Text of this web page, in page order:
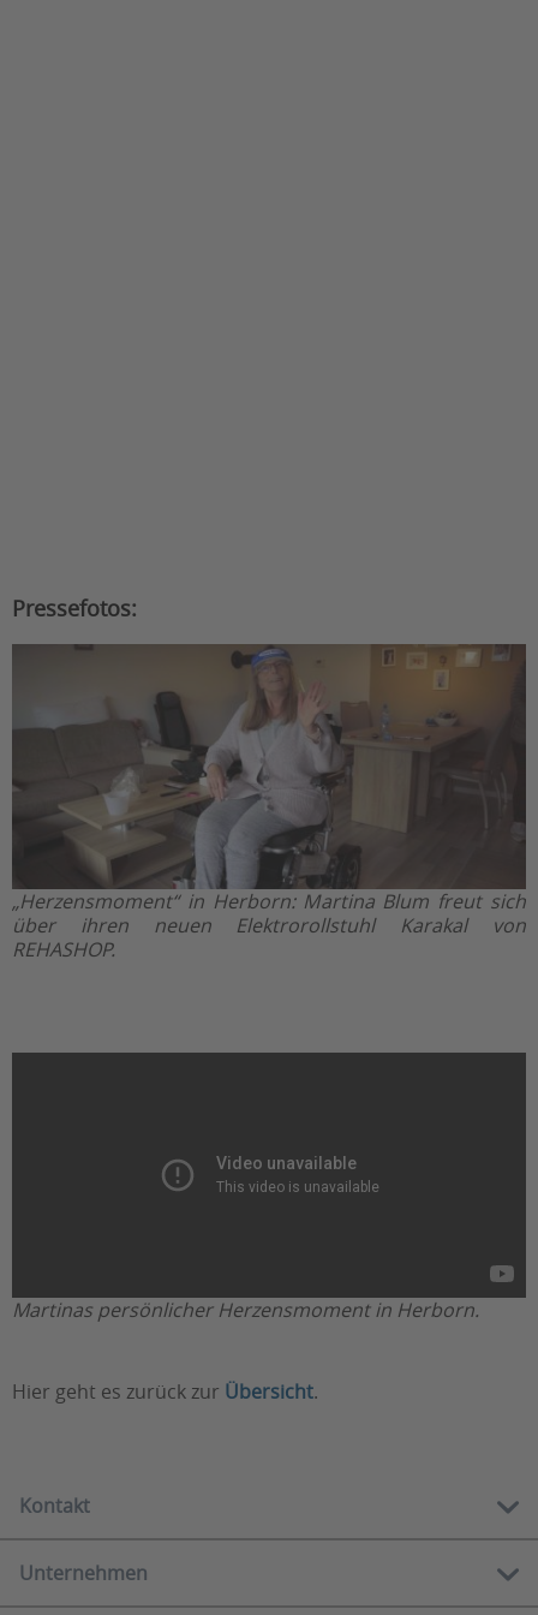
„Herzensmoment“ in Herborn: Martina Blum freut sich
über ihren neuen Elektrorollstuhl Karakal von
REHASHOP.
Martinas persönlicher Herzensmoment in Herborn.
Hier geht es zurück zur Übersicht.
Pressefotos:
Kontakt
Kostenlose Hotline:
Unternehmen